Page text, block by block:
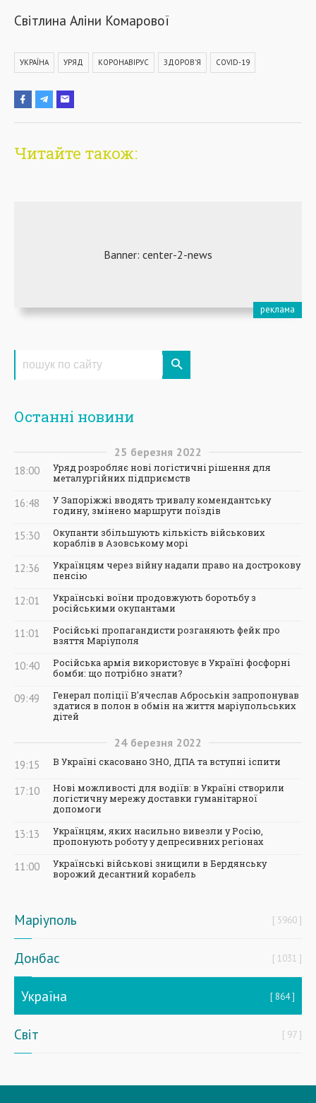
Світлина Аліни Комарової
УКРАЇНА УРЯД КОРОНАВІРУС ЗДОРОВ'Я COVID-19
Читайте також:
Останні новини
25 березня 2022
18:00
Уряд розробляє нові логістичні рішення для
металургійних підприємств
16:48
У Запоріжжі вводять тривалу комендантську
годину, змінено маршрути поїздів
15:30
Окупанти збільшують кількість військових
кораблів в Азовському морі
12:36
Українцям через війну надали право на дострокову
пенсію
12:01
Українські воїни продовжують боротьбу з
російськими окупантами
11:01
Російські пропагандисти розганяють фейк про
взяття Маріуполя
10:40
Російська армія використовує в Україні фосфорні
бомби: що потрібно знати?
09:49
Генерал поліції В'ячеслав Аброськін запропонував
здатися в полон в обмін на життя маріупольських
дітей
24 березня 2022
19:15 В Україні скасовано ЗНО, ДПА та вступні іспити
17:10
Нові можливості для водіїв: в Україні створили
логістичну мережу доставки гуманітарної
допомоги
13:13
Українцям, яких насильно вивезли у Росію,
пропонують роботу у депресивних регіонах
11:00
Українські військові знищили в Бердянську
ворожий десантний корабель
Маріуполь 5960
Донбас 1031
Україна 864
Світ 97